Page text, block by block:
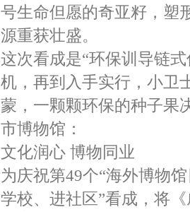
号生命但愿的奇亚籽，塑
源重获壮盛。
这次看成是“环保训导链
机，再到入手实行，小卫
蒙，一颗颗环保的种子果
市博物馆：
文化润心 博物同业
为庆祝第49个“海外博物
学校、进社区”看成，将